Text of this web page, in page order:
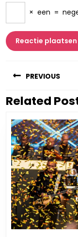
× een =
PREVIOUS
Vorig
Related